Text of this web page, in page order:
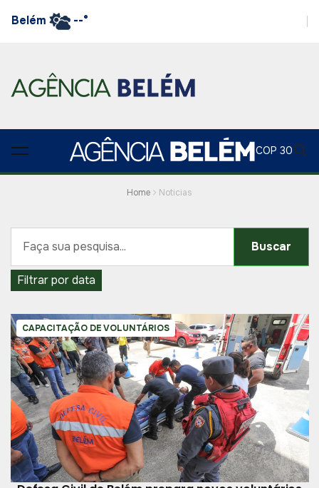
Belém --°
COP 30
Home Noticias
Buscar
Filtrar por data
CAPACITAÇÃO DE VOLUNTÁRIOS